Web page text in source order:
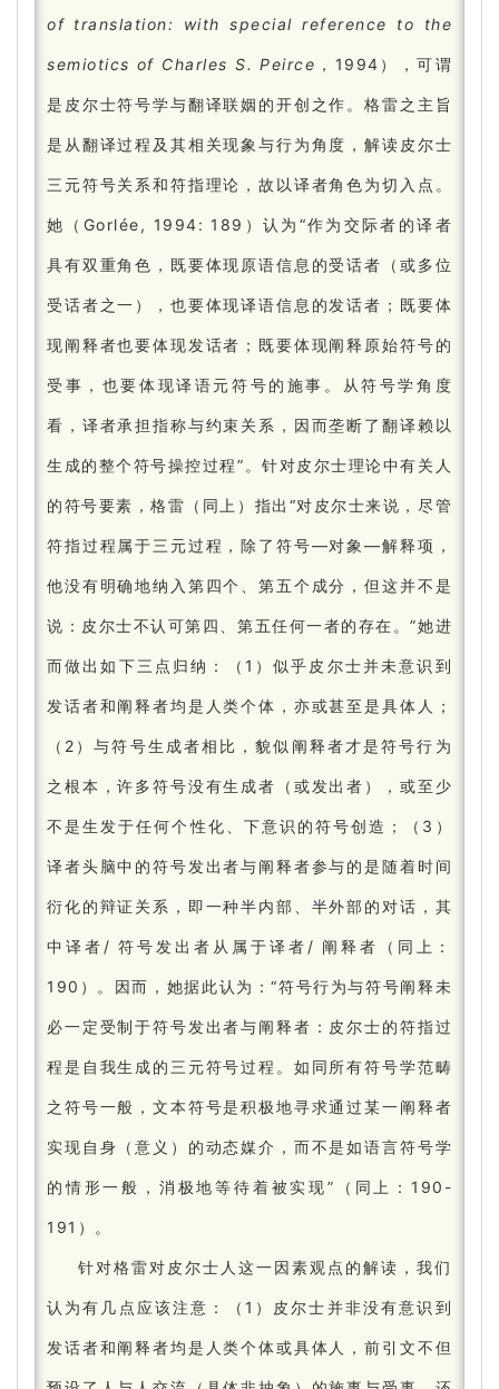
of translation: with special reference to the
semiotics of Charles S. Peirce ，1994），可谓
是皮尔士符号学与翻译联姻的开创之作。格雷之主旨
是从翻译过程及其相关现象与行为角度，解读皮尔士
三元符号关系和符指理论，故以译者角色为切入点。
她（Gorlée, 1994: 189）认为“作为交际者的译者
具有双重角色，既要体现原语信息的受话者（或多位
受话者之一），也要体现译语信息的发话者； 既要体
现阐释者也要体现发话者； 既要体现阐释原始符号的
受事，也要体现译语元符号的施事。 从符号学角度
看，译者承担指称与约束关系，因而垄断了翻译赖以
生成的整个符号操控过程”。针对皮尔士理论中有关人
的符号要素，格雷（同上）指出“对皮尔士来说，尽管
符指过程属于三元过程，除了符号—对象—解释项，
他没有明确地纳入第四个、第五个成分，但这并不是
说： 皮尔士不认可第四、第五任何一者的存在。”她进
而做出如下三点归纳： （1）似乎皮尔士并未意识到
发话者和阐释者均是人类个体，亦或甚至是具体人；
（2）与符号生成者相比，貌似阐释者才是符号行为
之根本，许多符号没有生成者（或发出者），或至少
不是生发于任何个性化、下意识的符号创造； （3）
译者头脑中的符号发出者与阐释者参与的是随着时间
衍化的辩证关系，即一种半内部、半外部的对话，其
中译者/ 符号发出者从属于译者/ 阐释者（同上：
190）。 因而，她据此认为：“符号行为与符号阐释未
必一定受制于符号发出者与阐释者： 皮尔士的符指过
程是自我生成的三元符号过程。 如同所有符号学范畴
之符号一般，文本符号是积极地寻求通过某一阐释者
实现自身（意义）的动态媒介，而不是如语言符号学
的情形一般，消极地等待着被实现”（同上： 190-
191）。
针对格雷对皮尔士人这一因素观点的解读，我们
认为有几点应该注意： （1）皮尔士并非没有意识到
发话者和阐释者均是人类个体或具体人，前引文不但